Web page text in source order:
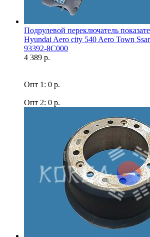
Подрулевой переключатель
Hyundai Aero city 540 Aero Town
93392-8C000
4 389 р.
Опт 1: 0 р.
Опт 2: 0 р.